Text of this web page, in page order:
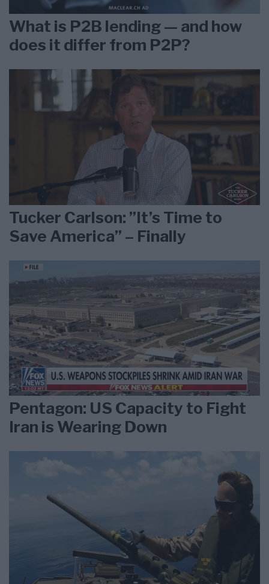
What is P2B lending — and how
does it differ from P2P?
Tucker Carlson: ”It’s Time to
Save America” – Finally
Pentagon: US Capacity to Fight
Iran is Wearing Down